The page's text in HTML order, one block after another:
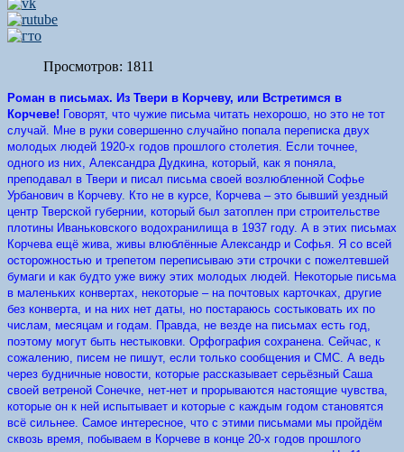
Просмотров: 1811
Роман в письмах. Из Твери в Корчеву, или Встретимся в
Корчеве! Говорят, что чужие письма читать нехорошо, но это не тот
случай. Мне в руки совершенно случайно попала переписка двух
молодых людей 1920-х годов прошлого столетия. Если точнее,
одного из них, Александра Дудкина, который, как я поняла,
преподавал в Твери и писал письма своей возлюбленной Софье
Урбанович в Корчеву. Кто не в курсе, Корчева – это бывший уездный
центр Тверской губернии, который был затоплен при строительстве
плотины Иваньковского водохранилища в 1937 году. А в этих письмах
Корчева ещё жива, живы влюблённые Александр и Софья. Я со всей
осторожностью и трепетом переписываю эти строчки с пожелтевшей
бумаги и как будто уже вижу этих молодых людей. Некоторые письма
в маленьких конвертах, некоторые – на почтовых карточках, другие
без конверта, и на них нет даты, но постараюсь состыковать их по
числам, месяцам и годам. Правда, не везде на письмах есть год,
поэтому могут быть нестыковки. Орфография сохранена. Сейчас, к
сожалению, писем не пишут, если только сообщения и СМС. А ведь
через будничные новости, которые рассказывает серьёзный Саша
своей ветреной Сонечке, нет-нет и прорываются настоящие чувства,
которые он к ней испытывает и которые с каждым годом становятся
всё сильнее. Самое интересное, что с этими письмами мы пройдём
сквозь время, побываем в Корчеве в конце 20-х годов прошлого